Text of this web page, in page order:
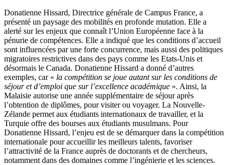
Donatienne Hissard, Directrice générale de Campus France, a
présenté un paysage des mobilités en profonde mutation. Elle a
alerté sur les enjeux que connaît l’Union Européenne face à la
pénurie de compétences. Elle a indiqué que les conditions d’accueil
sont influencées par une forte concurrence, mais aussi des politiques
migratoires restrictives dans des pays comme les Etats-Unis et
désormais le Canada. Donatienne Hissard a donné d’autres
exemples, car « la compétition se joue autant sur les conditions de
séjour et d’emploi que sur l’excellence académique ». Ainsi, la
Malaisie autorise une année supplémentaire de séjour après
l’obtention de diplômes, pour visiter ou voyager. La Nouvelle-
Zélande permet aux étudiants internationaux de travailler, et la
Turquie offre des bourses aux étudiants musulmans. Pour
Donatienne Hissard, l’enjeu est de se démarquer dans la compétition
internationale pour accueillir les meilleurs talents, favoriser
l’attractivité de la France auprès de doctorants et de chercheurs,
notamment dans des domaines comme l’ingénierie et les sciences.